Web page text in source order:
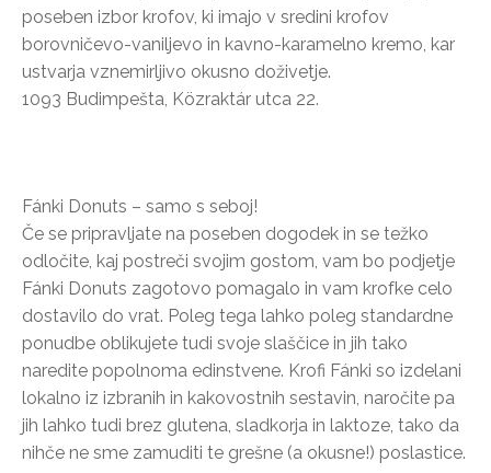
poseben izbor krofov, ki imajo v sredini krofov
borovničevo-vaniljevo in kavno-karamelno kremo, kar
ustvarja vznemirljivo okusno doživetje.
1093 Budimpešta, Közraktár utca 22.
Fánki Donuts – samo s seboj!
Če se pripravljate na poseben dogodek in se težko
odločite, kaj postreči svojim gostom, vam bo podjetje
Fánki Donuts zagotovo pomagalo in vam krofke celo
dostavilo do vrat. Poleg tega lahko poleg standardne
ponudbe oblikujete tudi svoje slaščice in jih tako
naredite popolnoma edinstvene. Krofi Fánki so izdelani
lokalno iz izbranih in kakovostnih sestavin, naročite pa
jih lahko tudi brez glutena, sladkorja in laktoze, tako da
nihče ne sme zamuditi te grešne (a okusne!) poslastice.